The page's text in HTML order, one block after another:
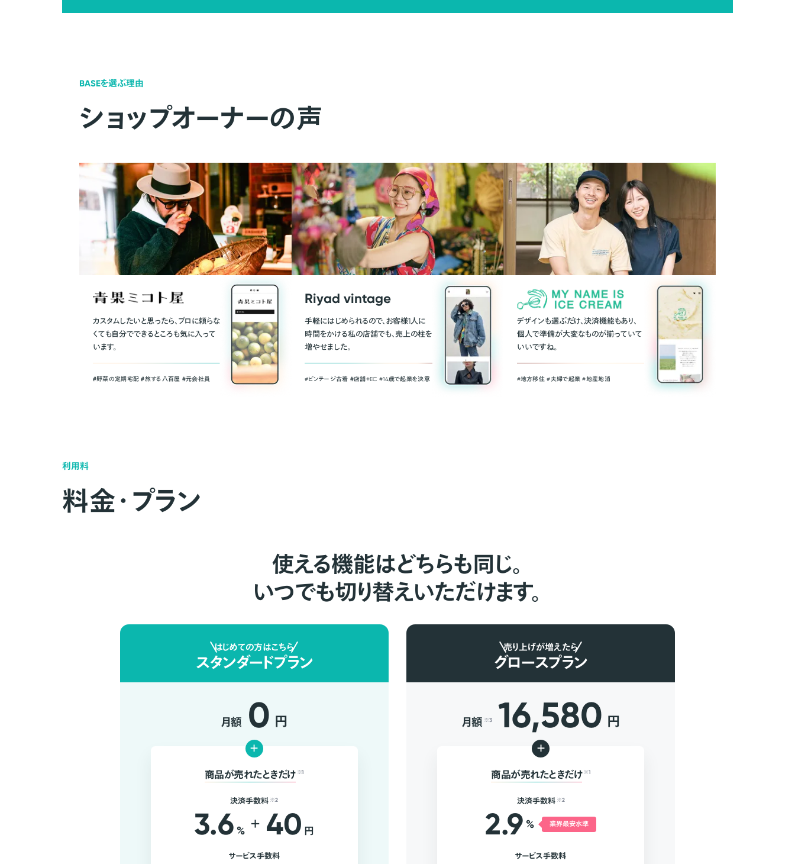
BASEを選ぶ理由
ショップオーナーの声
カスタムしたいと思ったら、プロに頼らな
くても自分でできるところも気に入って
います。
＃野菜の定期宅配 ＃旅する八百屋 ＃元会社員
Riyad vintage
手軽にはじめられるので、お客様1人に
時間をかける私の店舗でも、売上の柱を
増やせました。
#ビンテージ古着 ＃店舗＋EC #14歳で起業を決意
デザインも選ぶだけ、決済機能もあり、
個人で準備が大変なものが揃っていて
いいですね。
#地方移住 #夫婦で起業 #地産地消
利用料
料金・プラン
使える機能はどちらも同じ。
いつでも切り替えいただけます。
はじめての方はこちら
スタンダードプラン
月額 0 円
+
商品が売れたときだけ ※1
決済手数料 ※2
3.6 % + 40 円
サービス手数料
売り上げが増えたら
グロースプラン
月額 ※3 16,580 円
+
商品が売れたときだけ ※1
決済手数料 ※2
2.9 % 業界最安水準
サービス手数料